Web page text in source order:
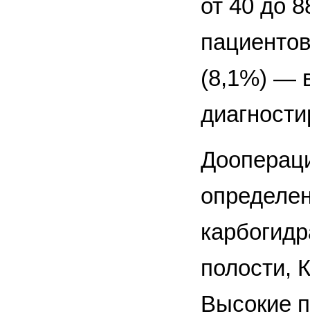
от 40 до
(8,1%) —
полости,
Высокие